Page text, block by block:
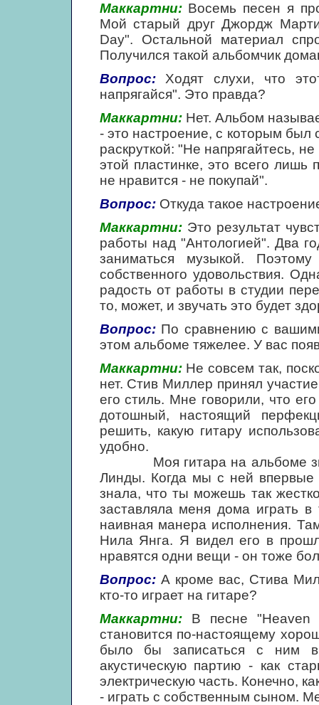
Маккартни:Восемь песен я
Мой старый друг Джордж
Day". Остальной материал
Получился такой альбомчик
Вопрос:Ходят слухи, что
напрягайся". Это правда?
Маккартни:Нет. Альбом
- это настроение, с которым был
раскруткой: "Не напрягайтесь,
этой пластинке, это всего лишь
не нравится - не покупай".
Вопрос:Откуда такое
Маккартни:Это результат
работы над "Антологией". Два
заниматься музыкой.
собственного удовольствия.
радость от работы в студии
то, может, и звучать это будет
Вопрос:По сравнению с
этом альбоме тяжелее. У вас
Маккартни:Не совсем так,
нет. Стив Миллер принял
его стиль. Мне говорили, что
дотошный, настоящий
решить, какую гитару
удобно.
Моя гитара на альбоме
Линды. Когда мы с ней впервые
знала, что ты можешь так
заставляла меня дома играть
наивная манера исполнения.
Нила Янга. Я видел его в
нравятся одни вещи - он тоже
Вопрос:А кроме вас, Стива
кто-то играет на гитаре?
Маккартни:В песне "Heaven
становится по-настоящему
было бы записаться с ним
акустическую партию - как
электрическую часть. Конечно,
- играть с собственным сыном.